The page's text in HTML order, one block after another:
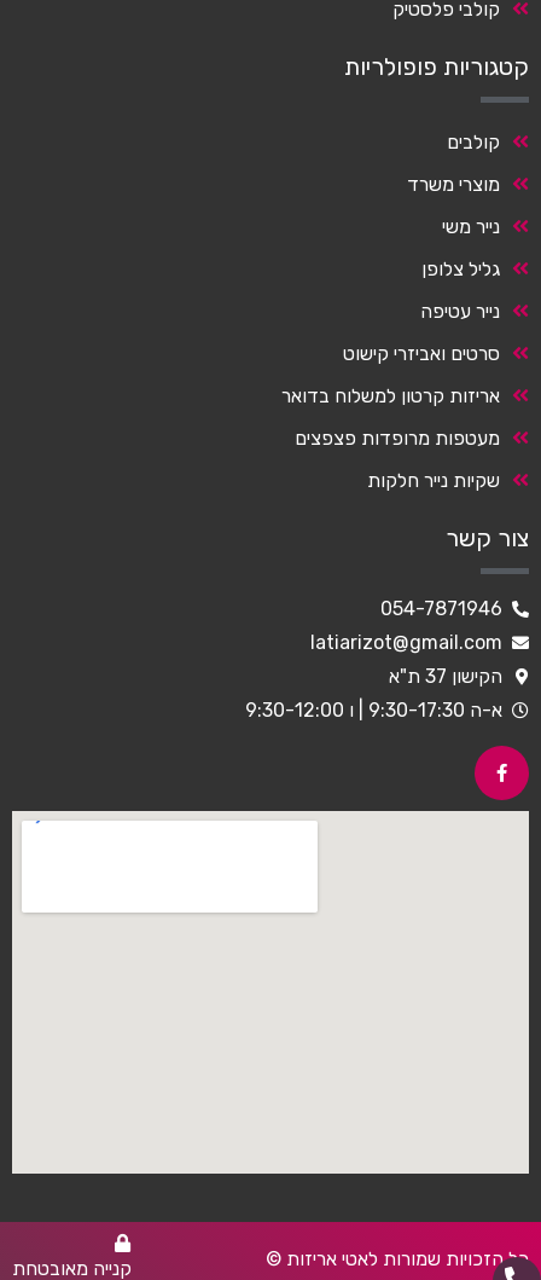
קולבי פלסטיק
קטגוריות פופולריות
קולבים
מוצרי משרד
נייר משי
גליל צלופן
נייר עטיפה
סרטים ואביזרי קישוט
אריזות קרטון למשלוח בדואר
מעטפות מרופדות פצפצים
שקיות נייר חלקות
צור קשר
054-7871946
latiarizot@gmail.com
הקישון 37 ת"א
א-ה 9:30-17:30 | ו 9:30-12:00
כל הזכויות שמורות לאטי אריזות © קנייה מאובטחת